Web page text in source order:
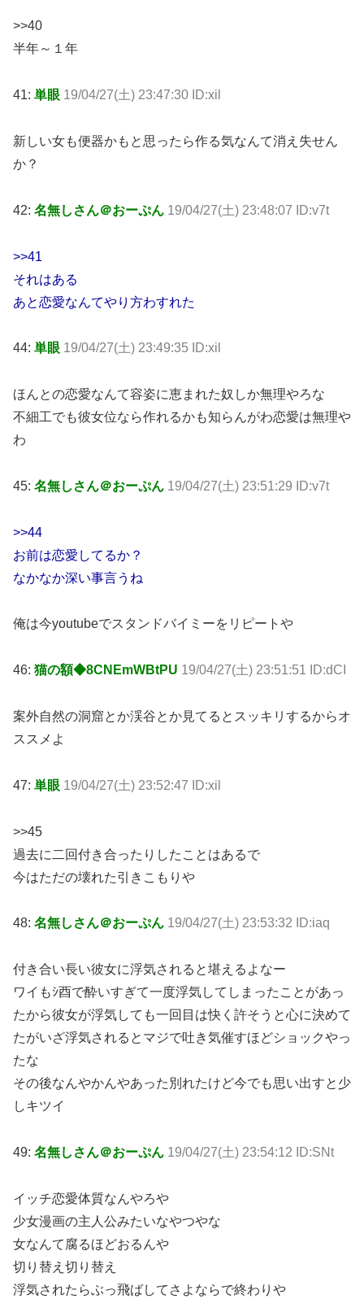
>>40
半年～１年
41: 単眼 19/04/27(土) 23:47:30 ID:xil
新しい女も便器かもと思ったら作る気なんて消え失せん
か？
42: 名無しさん＠おーぷん 19/04/27(土) 23:48:07 ID:v7t
>>41
それはある
あと恋愛なんてやり方わすれた
44: 単眼 19/04/27(土) 23:49:35 ID:xil
ほんとの恋愛なんて容姿に恵まれた奴しか無理やろな
不細工でも彼女位なら作れるかも知らんがわ恋愛は無理や
わ
45: 名無しさん＠おーぷん 19/04/27(土) 23:51:29 ID:v7t
>>44
お前は恋愛してるか？
なかなか深い事言うね
俺は今youtubeでスタンドバイミーをリピートや
46: 猫の額◆8CNEmWBtPU 19/04/27(土) 23:51:51 ID:dCI
案外自然の洞窟とか渓谷とか見てるとスッキリするからオ
ススメよ
47: 単眼 19/04/27(土) 23:52:47 ID:xil
>>45
過去に二回付き合ったりしたことはあるで
今はただの壊れた引きこもりや
48: 名無しさん＠おーぷん 19/04/27(土) 23:53:32 ID:iaq
付き合い長い彼女に浮気されると堪えるよなー
ワイもｼ酉で酔いすぎて一度浮気してしまったことがあっ
たから彼女が浮気しても一回目は快く許そうと心に決めて
たがいざ浮気されるとマジで吐き気催すほどショックやっ
たな
その後なんやかんやあった別れたけど今でも思い出すと少
しキツイ
49: 名無しさん＠おーぷん 19/04/27(土) 23:54:12 ID:SNt
イッチ恋愛体質なんやろや
少女漫画の主人公みたいなやつやな
女なんて腐るほどおるんや
切り替え切り替え
浮気されたらぶっ飛ばしてさよならで終わりや